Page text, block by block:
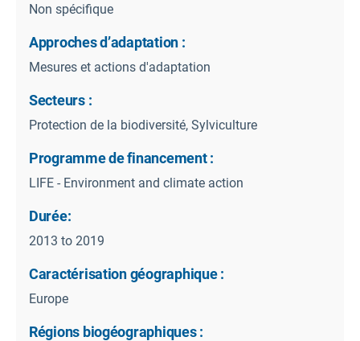
Non spécifique
Approches d’adaptation :
Mesures et actions d'adaptation
Secteurs :
Protection de la biodiversité, Sylviculture
Programme de financement :
LIFE - Environment and climate action
Durée:
2013 to 2019
Caractérisation géographique :
Europe
Régions biogéographiques :